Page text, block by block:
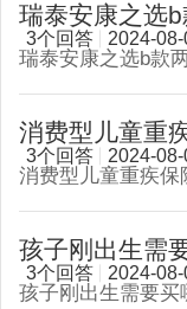
瑞泰安康之选
3个回答 2024-08-
瑞泰安康之选b款
消费型儿童重
3个回答 2024-08-
消费型儿童重疾保
孩子刚出生需
3个回答 2024-08-
孩子刚出生需要买